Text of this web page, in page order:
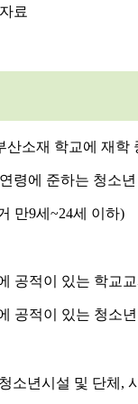
료
소재 학교에 재학
령에 준하는 청소년
만9세~24세 이하)
공적이 있는 학교
공적이 있는 청소
소년시설 및 단체,